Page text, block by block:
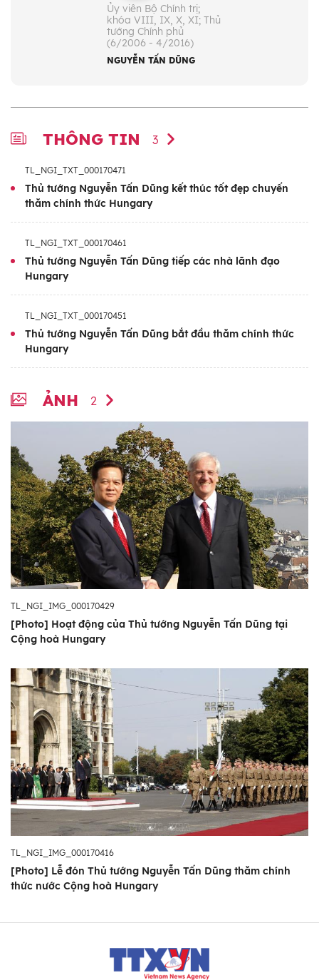
Ủy viên Bộ Chính trị;
khóa VIII, IX, X, XI; Thủ
tướng Chính phủ
(6/2006 - 4/2016)
NGUYỄN TẤN DŨNG
THÔNG TIN 3
TL_NGI_TXT_000170471
Thủ tướng Nguyễn Tấn Dũng kết thúc tốt đẹp chuyến
thăm chính thức Hungary
TL_NGI_TXT_000170461
Thủ tướng Nguyễn Tấn Dũng tiếp các nhà lãnh đạo
Hungary
TL_NGI_TXT_000170451
Thủ tướng Nguyễn Tấn Dũng bắt đầu thăm chính thức
Hungary
ẢNH 2
TL_NGI_IMG_000170429
[Photo] Hoạt động của Thủ tướng Nguyễn Tấn Dũng tại
Cộng hoà Hungary
TL_NGI_IMG_000170416
[Photo] Lễ đón Thủ tướng Nguyễn Tấn Dũng thăm chính
thức nước Cộng hoà Hungary